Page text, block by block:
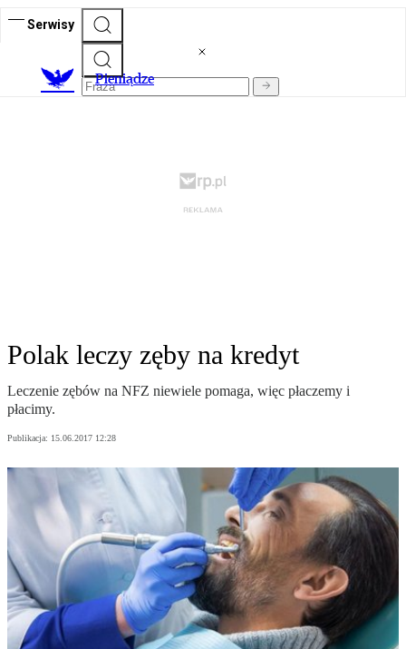
Serwisy
Pieniądze
Polak leczy zęby na kredyt
Leczenie zębów na NFZ niewiele pomaga, więc płaczemy i
płacimy.
Publikacja: 15.06.2017 12:28